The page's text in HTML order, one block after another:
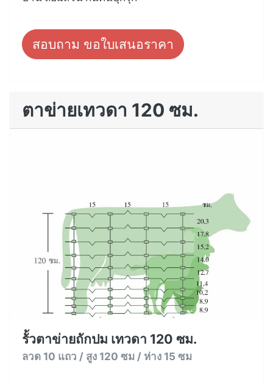
สอบถาม ขอใบเสนอราคา
ตาข่ายเทวดา 120 ซม.
รั้วตาข่ายถักปม เทวดา 120 ซม.
ลวด 10 แถว / สูง 120 ซม / ห่าง 15 ซม